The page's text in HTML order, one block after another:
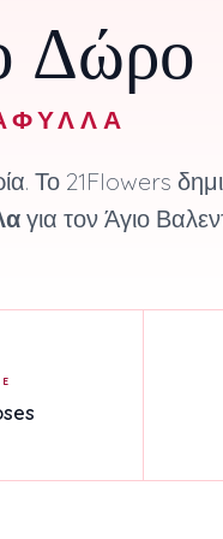
Δώρο
Το 21Flowers
για τον Άγιο